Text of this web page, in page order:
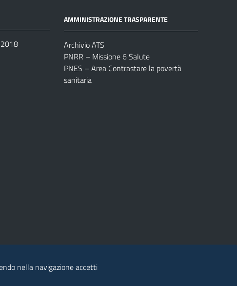
AMMINISTRAZIONE TRASPARENTE
Archivio ATS
PNRR – Missione 6 Salute
PNES – Area Contrastare la povertà
sanitaria
nella navigazione accetti